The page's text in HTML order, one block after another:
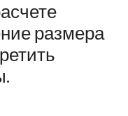
размера